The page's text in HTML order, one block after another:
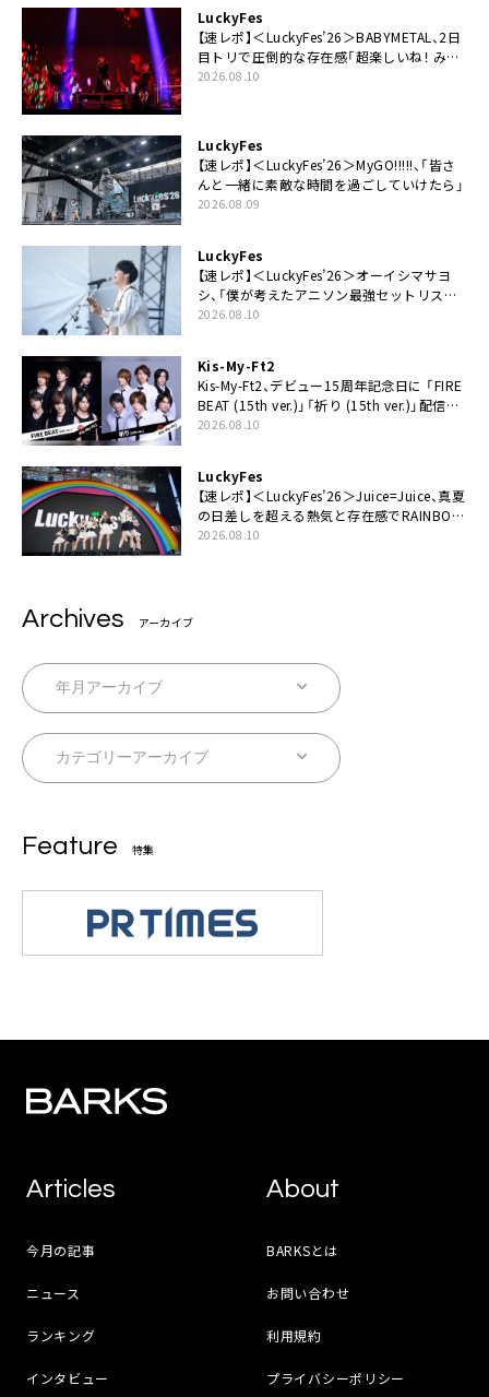
LuckyFes
【速レポ】＜LuckyFes’26＞BABYMETAL、2日
目トリで圧倒的な存在感「超楽しいね！ みん
なありがとう！」
2026.08.10
LuckyFes
【速レポ】＜LuckyFes’26＞MyGO!!!!!、「皆さ
んと一緒に素敵な時間を過ごしていけたら」
2026.08.09
LuckyFes
【速レポ】＜LuckyFes’26＞オーイシマサヨ
シ、「僕が考えたアニソン最強セットリスト
で臨みます！」
2026.08.10
Kis-My-Ft2
Kis-My-Ft2、デビュー15周年記念日に 「FIRE
BEAT (15th ver.)」「祈り (15th ver.)」配信ス
タート
2026.08.10
LuckyFes
【速レポ】＜LuckyFes’26＞Juice=Juice、真夏
の日差しを超える熱気と存在感でRAINBOW
STAGE席巻
2026.08.10
Archives アーカイブ
Feature 特集
Articles
今月の記事
ニュース
ランキング
インタビュー
About
BARKSとは
お問い合わせ
利用規約
プライバシーポリシー